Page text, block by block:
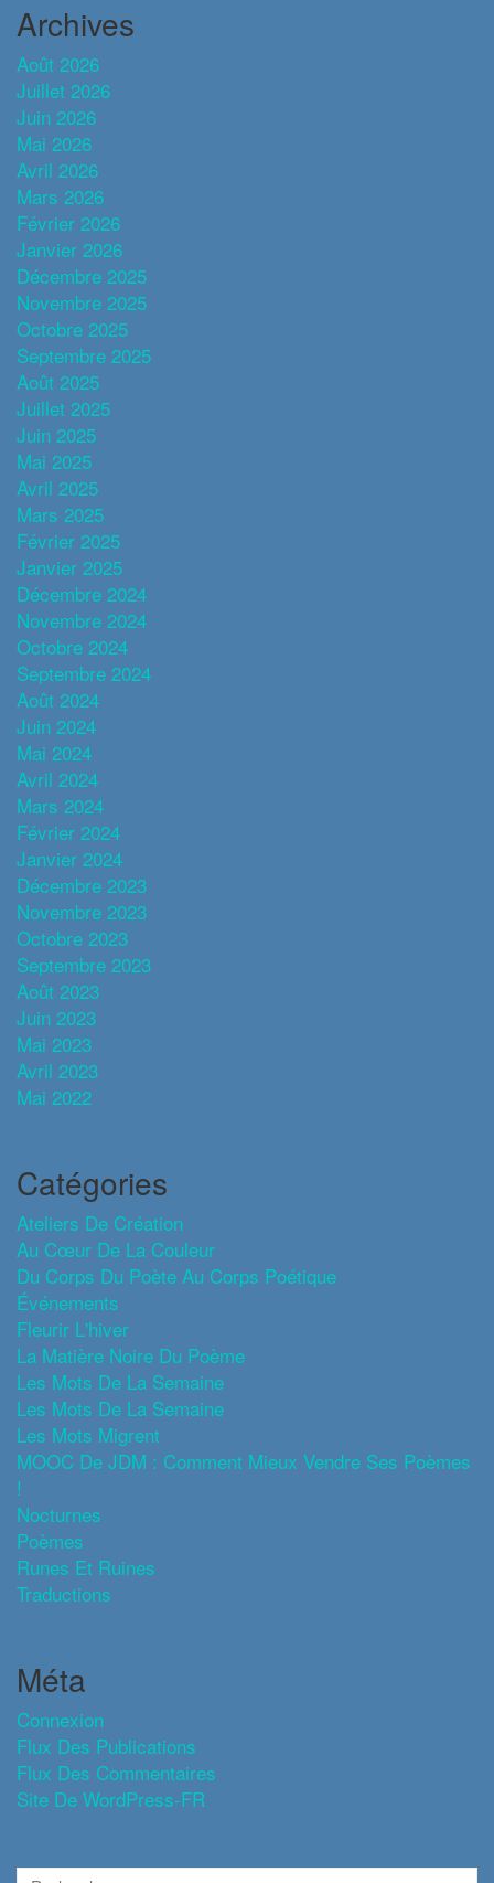
Archives
Août 2026
Juillet 2026
Juin 2026
Mai 2026
Avril 2026
Mars 2026
Février 2026
Janvier 2026
Décembre 2025
Novembre 2025
Octobre 2025
Septembre 2025
Août 2025
Juillet 2025
Juin 2025
Mai 2025
Avril 2025
Mars 2025
Février 2025
Janvier 2025
Décembre 2024
Novembre 2024
Octobre 2024
Septembre 2024
Août 2024
Juin 2024
Mai 2024
Avril 2024
Mars 2024
Février 2024
Janvier 2024
Décembre 2023
Novembre 2023
Octobre 2023
Septembre 2023
Août 2023
Juin 2023
Mai 2023
Avril 2023
Mai 2022
Catégories
Ateliers De Création
Au Cœur De La Couleur
Du Corps Du Poète Au Corps Poétique
Événements
Fleurir L'hiver
La Matière Noire Du Poème
Les Mots De La Semaine
Les Mots De La Semaine
Les Mots Migrent
MOOC De JDM : Comment Mieux Vendre Ses Poèmes
!
Nocturnes
Poèmes
Runes Et Ruines
Traductions
Méta
Connexion
Flux Des Publications
Flux Des Commentaires
Site De WordPress-FR